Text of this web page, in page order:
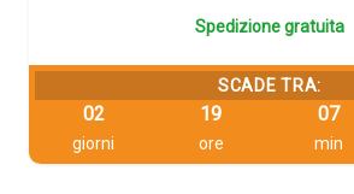
Spedizione gratuita
SCADE TRA:
02
giorni
19
ore
07
min